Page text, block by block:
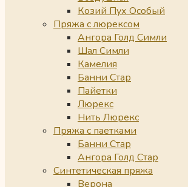
Козий Пух Особый
Пряжа с люрексом
Ангора Голд Симли
Шал Симли
Камелия
Банни Стар
Пайетки
Люрекс
Нить Люрекс
Пряжа с паетками
Банни Стар
Ангора Голд Стар
Синтетическая пряжа
Верона